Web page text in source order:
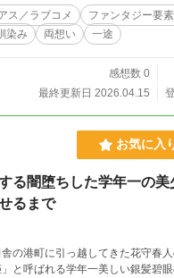
）、主人公とヒロイン以外は同
的に百合の雰囲気も漂いますので
ス／ラブコメ ファンタジー要
染み 両想い 一途
感想数 0
最終更新日 2026.04.15
お気に入
る闇堕ちした学年一の美
るまで
舎の港町に引っ越してきた花守春
」と呼ばれる学年一美しい銀髪碧眼